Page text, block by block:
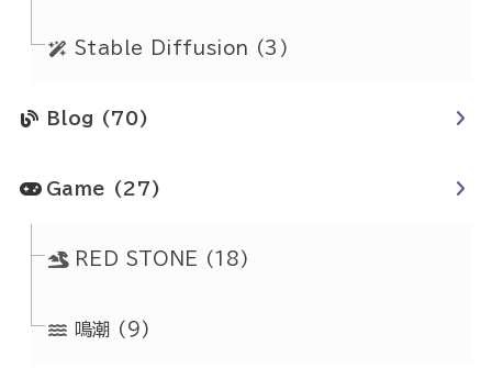
Stable Diffusion (3)
Blog (70)
Game (27)
RED STONE (18)
鳴潮 (9)